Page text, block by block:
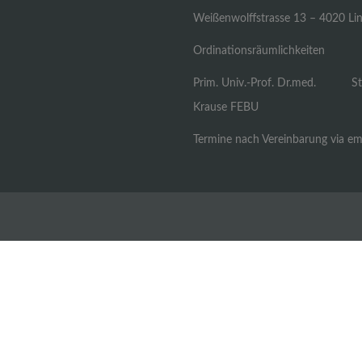
Weißenwolffstrasse 13 – 4020
Ordinationsräumlichkeiten
Prim. Univ.-Prof. Dr.med.
Krause FEBU
Termine nach Vereinbarung via